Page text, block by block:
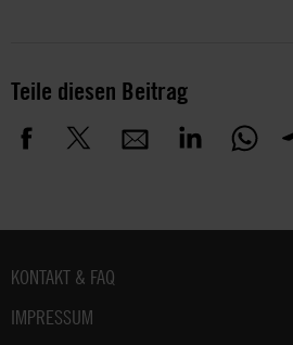
Teile diesen Beitrag
Fußbereich
KONTAKT & FAQ
IMPRESSUM